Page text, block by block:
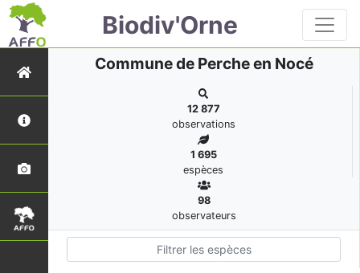
Biodiv'Orne
Commune de Perche en Nocé
12 877
observations
1 695
espèces
98
observateurs